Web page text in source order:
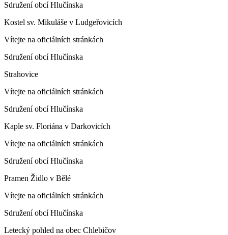
Sdružení obcí Hlučínska
Kostel sv. Mikuláše v Ludgeřovicích
Vítejte na oficiálních stránkách
Sdružení obcí Hlučínska
Strahovice
Vítejte na oficiálních stránkách
Sdružení obcí Hlučínska
Kaple sv. Floriána v Darkovicích
Vítejte na oficiálních stránkách
Sdružení obcí Hlučínska
Pramen Židlo v Bělé
Vítejte na oficiálních stránkách
Sdružení obcí Hlučínska
Letecký pohled na obec Chlebičov